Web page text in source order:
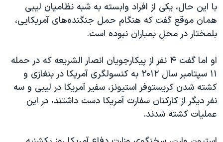
با این حال، يکی از افراد وابسته به شبه نظاميان ليبی
همان موقع گفت که هنگام حمل جنگنده‌های آمريکايی،
بلمختار در محل بمباران نبوده است.
او اما گفت ۴ نفر از پيکارجويان انصار الشريعه که در حمله
۱۱ سپتامبر سال ۲۰۱۲ به کنسولگری آمريکا در بنغازی و
کشته شدن کريستوفر استيونز، سفير آمريکا در ليبی و سه
نفر ديگر از کارکنان سفارت آمريکا دست داشتند، در اين
عمليات کشته شدند.